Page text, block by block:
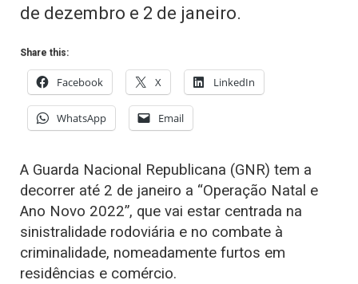
de dezembro e 2 de janeiro.
Share this:
Facebook X LinkedIn
WhatsApp Email
A Guarda Nacional Republicana (GNR) tem a
decorrer até 2 de janeiro a “Operação Natal e
Ano Novo 2022”, que vai estar centrada na
sinistralidade rodoviária e no combate à
criminalidade, nomeadamente furtos em
residências e comércio.